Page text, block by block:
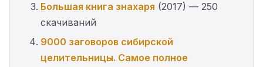
Большая книга знахаря (2017) — 250
скачиваний
9000 заговоров сибирской
целительницы. Самое полное